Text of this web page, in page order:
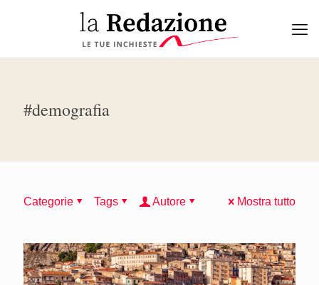
#demografia
Categorie Tags Autore Mostra tutto